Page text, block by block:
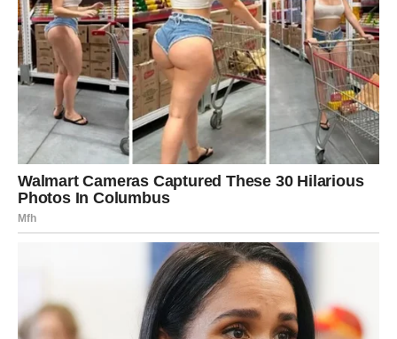
Kada je novac u pitanju, pred vama je stabilniji period.
Ono što će vas posebno iznenaditi jeste činjenica da će
se problemi koji vas dugo opterećuju početi rješavati
mnogo brže nego što trenutno očekujete.
JEDNA OSOBA IMA VAŽNU
ULOGU U VAŠOJ SREĆI
Zvijezde pokazuju da u vašem životu postoji osoba koja
vam želi mnogo više dobra nego što trenutno mislite.
Ta osoba mogla bi vam pomoći da donesete veoma važnu
odluku ili da konačno krenete putem koji će vam donijeti